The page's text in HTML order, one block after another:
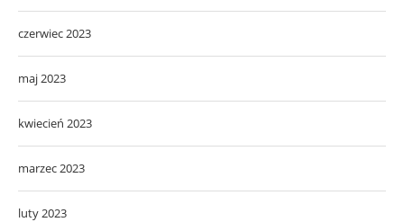
czerwiec 2023
maj 2023
kwiecień 2023
marzec 2023
luty 2023